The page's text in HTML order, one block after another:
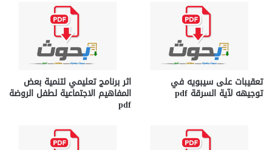
تعقيبات على سيبويه في
توجيهه لآية السرقة pdf
اثر برنامج تعليمي لتنمية بعض
المفاهيم الاجتماعية لطفل الروضة
pdf